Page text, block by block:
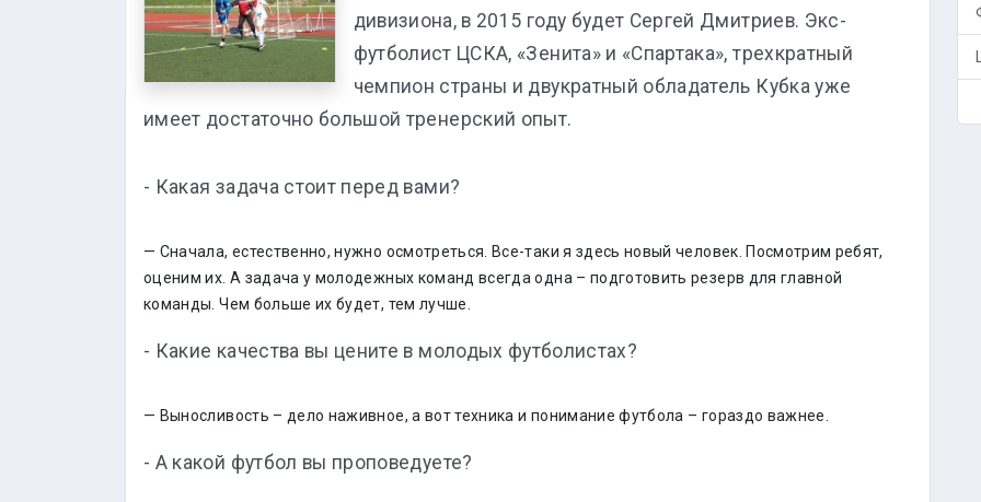
дивизиона, в 2015 году будет Сергей Дмитриев. Экс-
футболист ЦСКА, «Зенита» и «Спартака», трехкратный
чемпион страны и двукратный обладатель Кубка уже
имеет достаточно большой тренерский опыт.
- Какая задача стоит перед вами?
— Сначала, естественно, нужно осмотреться. Все-таки я здесь новый человек. Посмотрим ребят,
оценим их. А задача у молодежных команд всегда одна – подготовить резерв для главной
команды. Чем больше их будет, тем лучше.
- Какие качества вы цените в молодых футболистах?
— Выносливость – дело наживное, а вот техника и понимание футбола – гораздо важнее.
- А какой футбол вы проповедуете?